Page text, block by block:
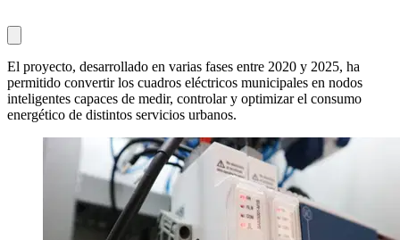
El proyecto, desarrollado en varias fases entre 2020 y 2025, ha
permitido convertir los cuadros eléctricos municipales en nodos
inteligentes capaces de medir, controlar y optimizar el consumo
energético de distintos servicios urbanos.